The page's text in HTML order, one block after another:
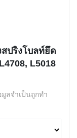
ปริงโบลท์ยึด
L5018
ลจำเป็นถูกทำ